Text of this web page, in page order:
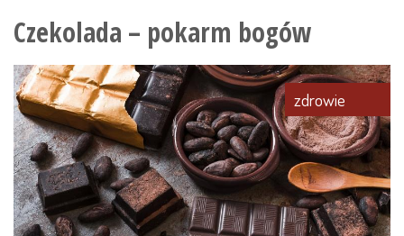
życie
owocowo-
odpadów
Czekolada – pokarm bogów
zdrowie